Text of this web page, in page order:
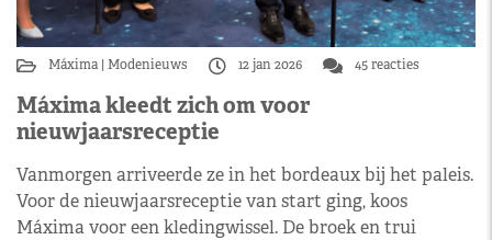
Máxima Modenieuws 12 jan 2026 45 reacties
Máxima kleedt zich om voor
nieuwjaarsreceptie
Vanmorgen arriveerde ze in het bordeaux bij het paleis.
Voor de nieuwjaarsreceptie van start ging, koos
Máxima voor een kledingwissel. De broek en trui